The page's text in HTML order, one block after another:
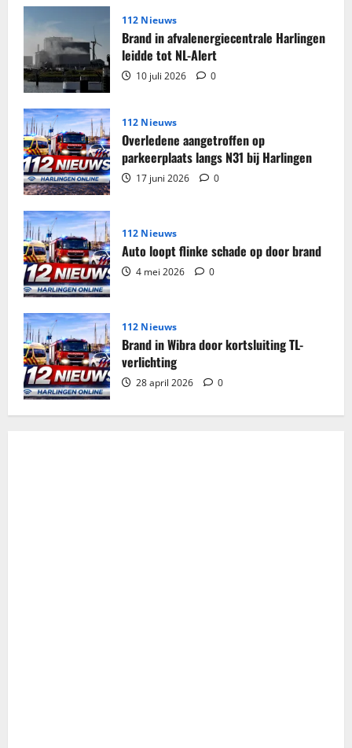
Grote
sigaretten
en
tabak
in
beslag
genomen
in
woning
Harlingen
112 Nieuws
Brand in afvalenergiecentrale Harlingen
leidde tot NL-Alert
10 juli 2026 0
112 Nieuws
Overledene aangetroffen op
parkeerplaats langs N31 bij Harlingen
17 juni 2026 0
112 Nieuws
Auto loopt flinke schade op door brand
4 mei 2026 0
112 Nieuws
Brand in Wibra door kortsluiting TL-
verlichting
28 april 2026 0